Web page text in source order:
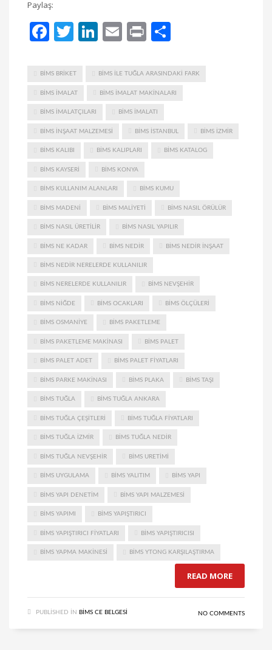
Paylaş:
Facebook
Twitter
LinkedIn
Email
Print
BIMS BRIKET BIMS ILE TUĞLA ARASINDAKI FARK
BIMS IMALAT BIMS IMALAT MAKINALARI
BIMS IMALATÇILARI BIMS IMALATI
BIMS INŞAAT MALZEMESI BIMS ISTANBUL BIMS IZMIR
BIMS KALIBI BIMS KALIPLARI BIMS KATALOG
BIMS KAYSERI BIMS KONYA
BIMS KULLANIM ALANLARI BIMS KUMU
BIMS MADENI BIMS MALIYETI BIMS NASIL ÖRÜLÜR
BIMS NASIL ÜRETILIR BIMS NASIL YAPILIR
BIMS NE KADAR BIMS NEDIR BIMS NEDIR INŞAAT
BIMS NEDIR NERELERDE KULLANILIR
BIMS NERELERDE KULLANILIR BIMS NEVŞEHIR
BIMS NIĞDE BIMS OCAKLARI BIMS ÖLÇÜLERI
BIMS OSMANIYE BIMS PAKETLEME
BIMS PAKETLEME MAKINASI BIMS PALET
BIMS PALET ADET BIMS PALET FIYATLARI
BIMS PARKE MAKINASI BIMS PLAKA BIMS TAŞI
BIMS TUĞLA BIMS TUĞLA ANKARA
BIMS TUĞLA ÇEŞITLERI BIMS TUĞLA FIYATLARI
BIMS TUĞLA IZMIR BIMS TUĞLA NEDIR
BIMS TUĞLA NEVŞEHIR BIMS URETIMI
BIMS UYGULAMA BIMS YALITIM BIMS YAPI
BIMS YAPI DENETIM BIMS YAPI MALZEMESI
BIMS YAPIMI BIMS YAPIŞTIRICI
BIMS YAPIŞTIRICI FIYATLARI BIMS YAPIŞTIRICISI
BIMS YAPMA MAKINESI BIMS YTONG KARŞILAŞTIRMA
READ MORE
PUBLISHED IN BIMS CE BELGESI NO COMMENTS